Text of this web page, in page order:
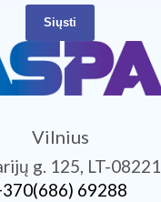
Siųsti
Vilnius
g. 125, LT-08221
69288